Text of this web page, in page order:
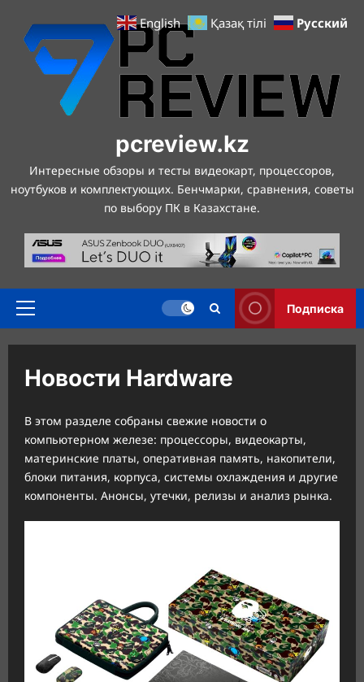
содержимому
pcreview.kz
Интересные обзоры и тесты видеокарт, процессоров,
ноутбуков и комплектующих. Бенчмарки, сравнения, советы
по выбору ПК в Казахстане.
Основное
Подписка
Новости Hardware
В этом разделе собраны свежие новости о
компьютерном железе: процессоры, видеокарты,
материнские платы, оперативная память, накопители,
блоки питания, корпуса, системы охлаждения и другие
компоненты. Анонсы, утечки, релизы и анализ рынка.
English Қазақ тілі Русский